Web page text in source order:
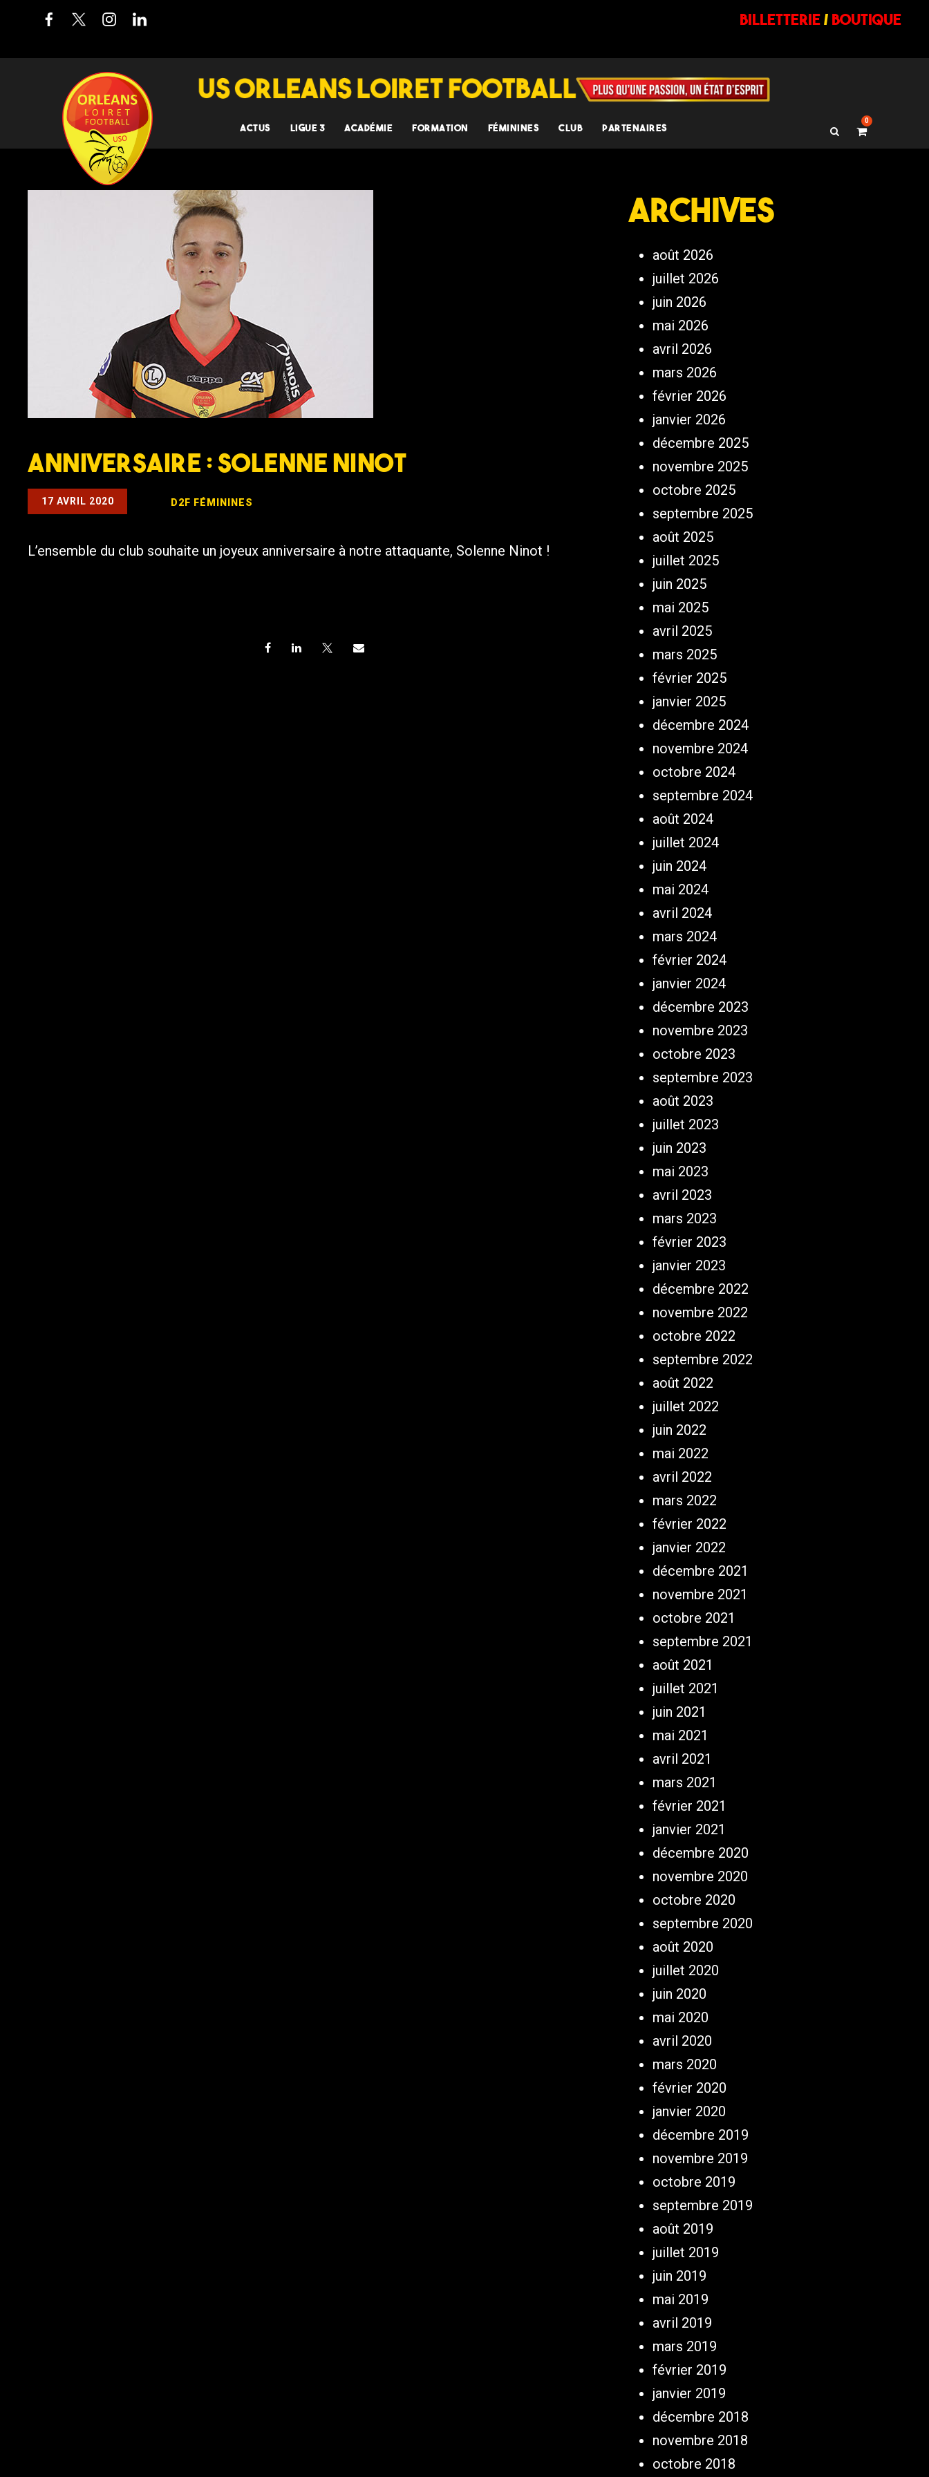
billetterie/ BOUTIQUE
ACTUS LIGUE 3 ACADÉMIE FORMATION FÉMININES CLUB PARTENAIRES
0
Anniversaire : Solenne Ninot
17 AVRIL 2020 D2F FÉMININES
L’ensemble du club souhaite un joyeux anniversaire à notre attaquante, Solenne Ninot !
Archives
août 2026
juillet 2026
juin 2026
mai 2026
avril 2026
mars 2026
février 2026
janvier 2026
décembre 2025
novembre 2025
octobre 2025
septembre 2025
août 2025
juillet 2025
juin 2025
mai 2025
avril 2025
mars 2025
février 2025
janvier 2025
décembre 2024
novembre 2024
octobre 2024
septembre 2024
août 2024
juillet 2024
juin 2024
mai 2024
avril 2024
mars 2024
février 2024
janvier 2024
décembre 2023
novembre 2023
octobre 2023
septembre 2023
août 2023
juillet 2023
juin 2023
mai 2023
avril 2023
mars 2023
février 2023
janvier 2023
décembre 2022
novembre 2022
octobre 2022
septembre 2022
août 2022
juillet 2022
juin 2022
mai 2022
avril 2022
mars 2022
février 2022
janvier 2022
décembre 2021
novembre 2021
octobre 2021
septembre 2021
août 2021
juillet 2021
juin 2021
mai 2021
avril 2021
mars 2021
février 2021
janvier 2021
décembre 2020
novembre 2020
octobre 2020
septembre 2020
août 2020
juillet 2020
juin 2020
mai 2020
avril 2020
mars 2020
février 2020
janvier 2020
décembre 2019
novembre 2019
octobre 2019
septembre 2019
août 2019
juillet 2019
juin 2019
mai 2019
avril 2019
mars 2019
février 2019
janvier 2019
décembre 2018
novembre 2018
octobre 2018